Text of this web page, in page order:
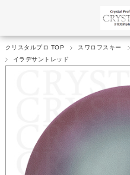
クリスタルプロ TOP スワロフスキー
イラデサントレッド